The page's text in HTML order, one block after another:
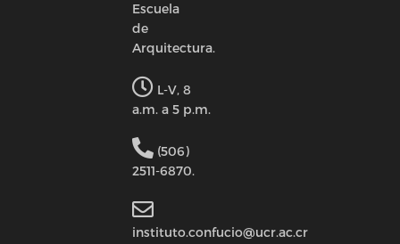
Escuela
de
Arquitectura.
L-V, 8
a.m. a 5 p.m.
(506)
2511-6870.
instituto.confucio@ucr.ac.cr